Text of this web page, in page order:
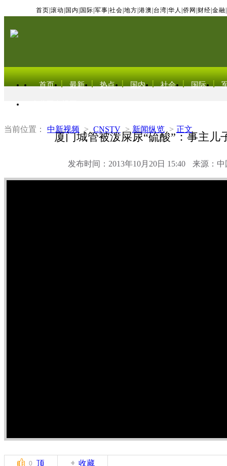
首页 滚动 国内 国际 军事 社会 地方 港澳 台湾 华人 侨网 财经 金融
首页 最新 热点 国内 社会 国际
当前位置： 中新视频 > CNSTV > 新闻纵览 > 正文
厦门城管被泼屎尿“硫酸”：事主儿
发布时间：2013年10月20日 15:40 来源：中
0 顶 收藏